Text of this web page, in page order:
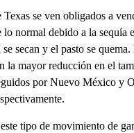
se ven obligados a
lo normal debido a la sequía
se secan y el pasto se
la mayor reducción en el
por Nuevo México y
tipo de movimiento de